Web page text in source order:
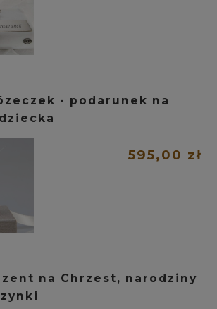
- podarunek na
595,00 zł
na Chrzest, narodziny